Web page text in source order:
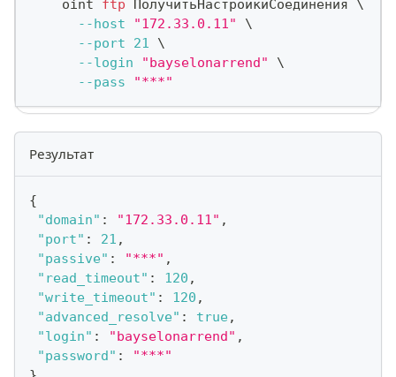
    oint
ftp ПолучитьНастройкиСоединения \
--host
"172.33.0.11"
\
--port
21
\
--login
"bayselonarrend"
\
--pass
"***"
Результат
{
"domain" : "172.33.0.11" ,
"port" : 21 ,
"passive" : "***" ,
"read_timeout" : 120 ,
"write_timeout" : 120 ,
"advanced_resolve" : true,
"login" : "bayselonarrend" ,
"password" :
"***"